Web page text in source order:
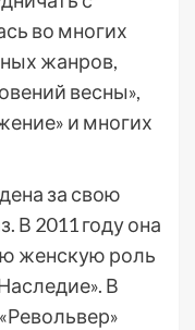
во многих
жанров,
весны»,
и многих
за свою
В 2011 году она
женскую роль
В